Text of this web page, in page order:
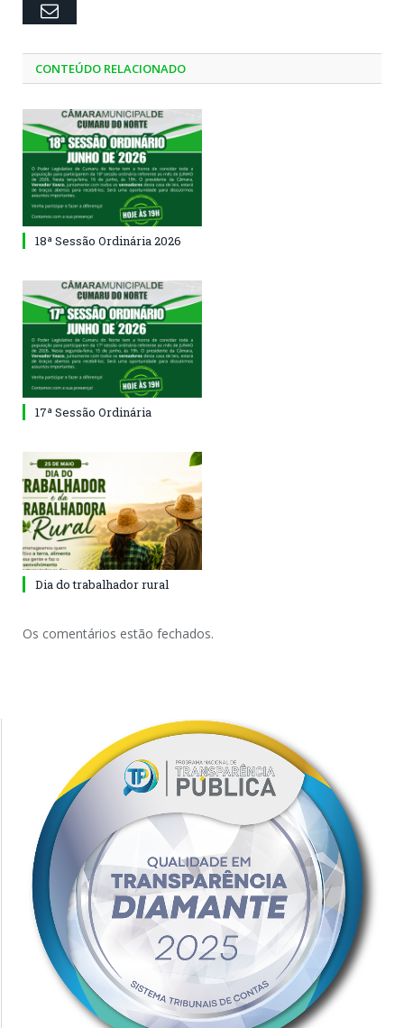
Email
CONTEÚDO RELACIONADO
18ª Sessão Ordinária 2026
17ª Sessão Ordinária
Dia do trabalhador rural
Os comentários estão fechados.